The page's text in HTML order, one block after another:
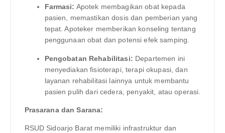
Farmasi: Apotek membagikan obat kepada
pasien, memastikan dosis dan pemberian yang
tepat. Apoteker memberikan konseling tentang
penggunaan obat dan potensi efek samping.
Pengobatan Rehabilitasi: Departemen ini
menyediakan fisioterapi, terapi okupasi, dan
layanan rehabilitasi lainnya untuk membantu
pasien pulih dari cedera, penyakit, atau operasi.
Prasarana dan Sarana:
RSUD Sidoarjo Barat memiliki infrastruktur dan